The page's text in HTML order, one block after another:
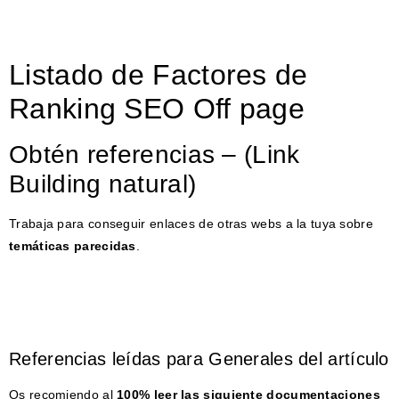
Listado de Factores de
Ranking SEO Off page
Obtén referencias – (Link
Building natural)
Trabaja para conseguir enlaces de otras webs a la tuya sobre
temáticas parecidas
Referencias leídas para Generales del artículo
Os recomiendo al 100% leer las siguiente documentaciones